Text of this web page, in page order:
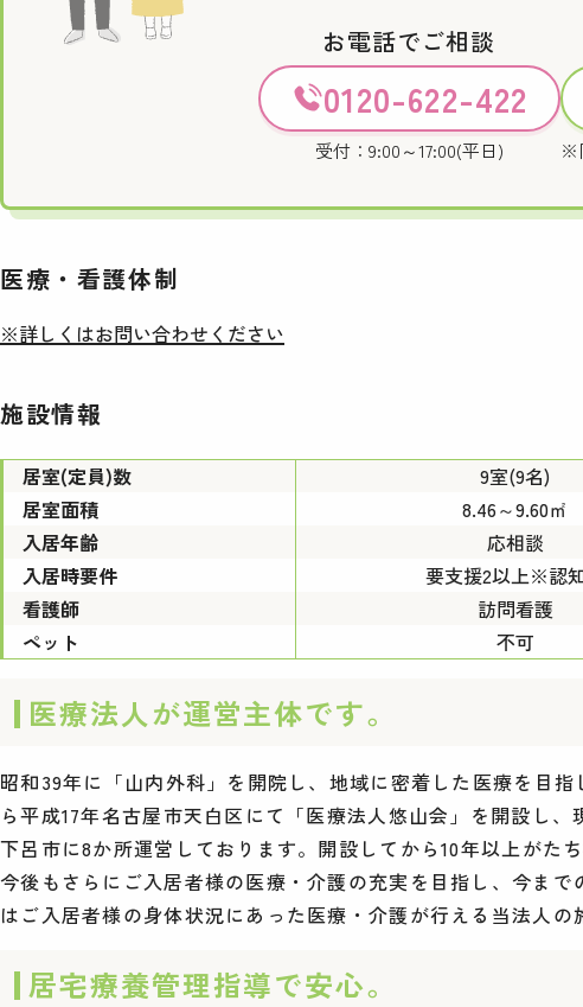
お電話でご相談
0120-622-422
受付：9:00～17:00(平日) ※
医療・看護体制
※詳しくはお問い合わせください
施設情報
居室(定員)数
9室(9名)
居室面積
8.46～9.60㎡
入居年齢
応相談
入居時要件
要支援2以上※認
看護師
訪問看護
ペット
不可
医療法人が運営主体です。
昭和39年に「山内外科」を開院し、地域に密着した医療を目
ら平成17年名古屋市天白区にて「医療法人悠山会」を開設し
下呂市に8か所運営しております。開設してから10年以上が
今後もさらにご入居者様の医療・介護の充実を目指し、今ま
はご入居者様の身体状況にあった医療・介護が行える当法人
居宅療養管理指導で安心。